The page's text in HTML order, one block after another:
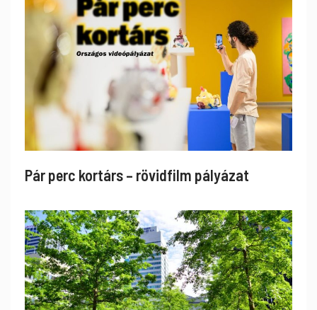
Pár perc kortárs – rövidfilm pályázat